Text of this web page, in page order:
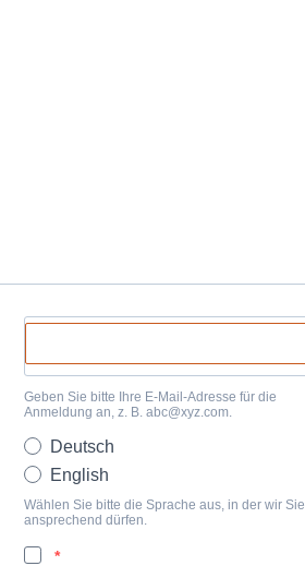
Geben Sie bitte Ihre E-Mail-Adresse für die
Anmeldung an, z. B. abc@xyz.com.
Deutsch
English
Wählen Sie bitte die Sprache aus, in der wir Sie
ansprechend dürfen.